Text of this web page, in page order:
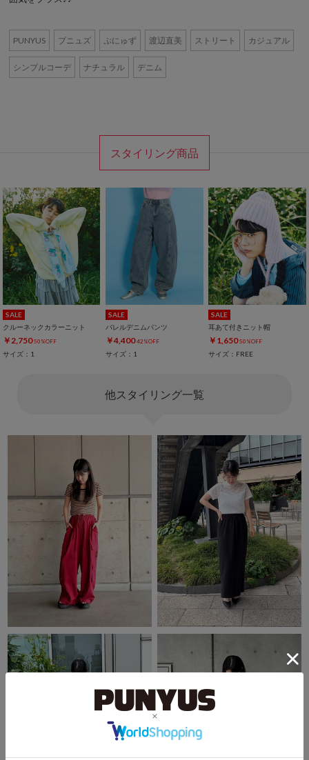
PUNYUS プニュズ ぷにゅず 渡辺直美 ストリート カジュアル
シンプルコーデ ナチュラル デニム
スタイリング商品
SALE
クルーネックカラーニット
￥2,750 50%OFF
サイズ：1
SALE
バレルデニムパンツ
￥4,400 42%OFF
サイズ：1
SALE
耳あて付きニット帽
￥1,650 50%OFF
サイズ：FREE
他スタイリング一覧